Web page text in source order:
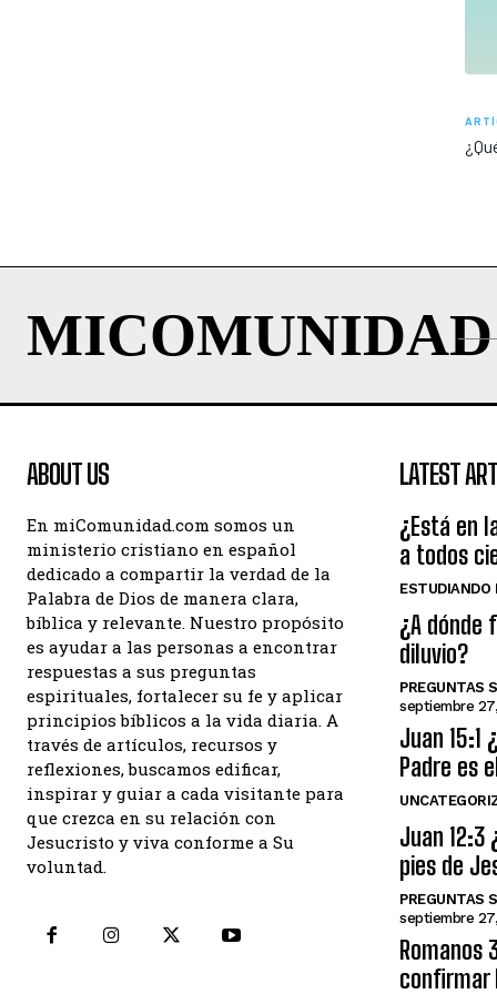
MICOMUNIDAD
ABOUT US
En miComunidad.com somos un
ministerio cristiano en español
dedicado a compartir la verdad de la
Palabra de Dios de manera clara,
bíblica y relevante. Nuestro propósito
es ayudar a las personas a encontrar
respuestas a sus preguntas
espirituales, fortalecer su fe y aplicar
principios bíblicos a la vida diaria. A
través de artículos, recursos y
reflexiones, buscamos edificar,
inspirar y guiar a cada visitante para
que crezca en su relación con
Jesucristo y viva conforme a Su
voluntad.
LATEST
¿Está en
a todos
ESTUDIANDO
¿A dónde
diluvio?
PREGUNTAS
septiembre
Juan 15:1
Padre es
Juan 12:3
pies de
PREGUNTAS
septiembre
Romanos
confirmar